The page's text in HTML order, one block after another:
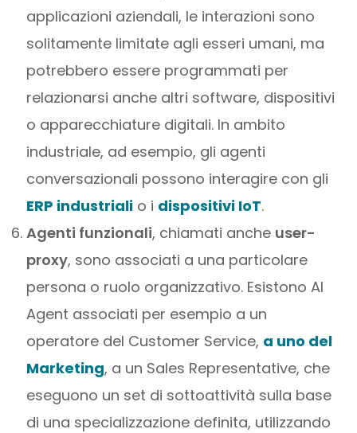
applicazioni aziendali, le interazioni sono
solitamente limitate agli esseri umani, ma
potrebbero essere programmati per
relazionarsi anche altri software, dispositivi
o apparecchiature digitali. In ambito
industriale, ad esempio, gli agenti
conversazionali possono interagire con gli
ERP industriali o i dispositivi IoT.
Agenti funzionali, chiamati anche user-
proxy, sono associati a una particolare
persona o ruolo organizzativo. Esistono AI
Agent associati per esempio a un
operatore del Customer Service, a uno del
Marketing, a un Sales Representative, che
eseguono un set di sottoattività sulla base
di una specializzazione definita, utilizzando